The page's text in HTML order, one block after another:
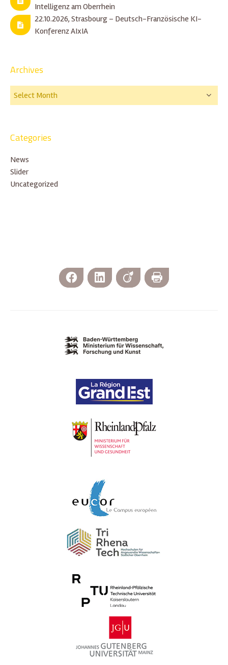
Intelligenz am Oberrhein
22.10.2026, Strasbourg – Deutsch-Französische KI-
Konferenz AIxIA
Archives
Categories
News
Slider
Uncategorized
Facebook LinkedIn Viadeo